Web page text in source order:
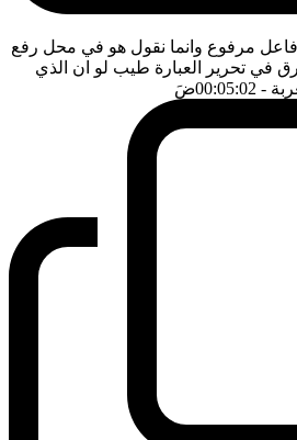
مرفوع وانما نقول هو في محل رفع
في تحرير العبارة طيب لو ان الذي
- 00:05:02 ضَ